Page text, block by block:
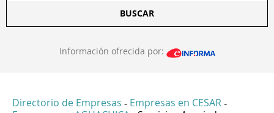
BUSCAR
Información ofrecida por:
Directorio de Empresas - Empresas en CESAR -